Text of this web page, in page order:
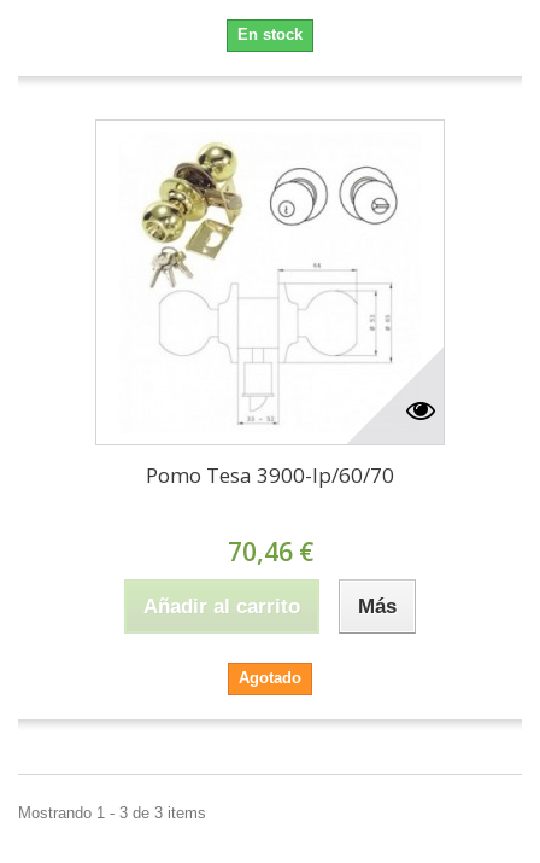
En stock
Pomo Tesa 3900-lp/60/70
70,46 €
Añadir al carrito Más
Agotado
Mostrando 1 - 3 de 3 items